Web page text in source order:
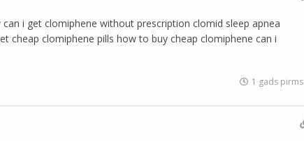
i get clomiphene without prescription clomid sleep apnea
cheap clomiphene pills how to buy cheap clomiphene can i
1 gads pirms